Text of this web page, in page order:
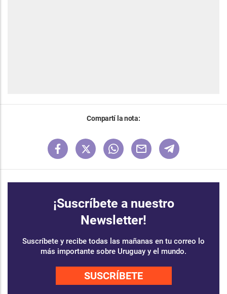
Compartí la nota:
¡Suscríbete a nuestro
Newsletter!
Suscríbete y recibe todas las mañanas en tu correo lo
más importante sobre Uruguay y el mundo.
SUSCRÍBETE